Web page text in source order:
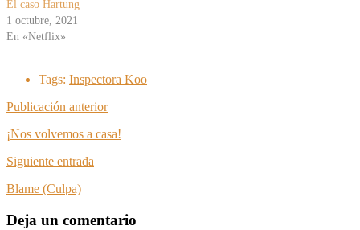
El caso Hartung
1 octubre, 2021
En «Netflix»
Tags: Inspectora Koo
Publicación anterior
¡Nos volvemos a casa!
Siguiente entrada
Blame (Culpa)
Deja un comentario